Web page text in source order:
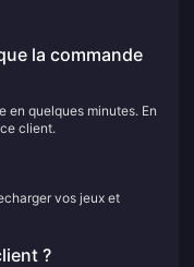
la commande
en quelques minutes. En
client.
vos jeux et
?